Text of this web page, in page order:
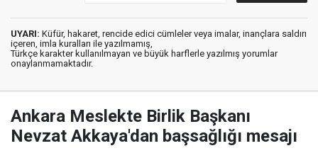
UYARI: Küfür, hakaret, rencide edici cümleler veya imalar, inançlara saldırı
içeren, imla kuralları ile yazılmamış,
Türkçe karakter kullanılmayan ve büyük harflerle yazılmış yorumlar
onaylanmamaktadır.
Ankara Meslekte Birlik Başkanı
Nevzat Akkaya'dan başsağlığı mesajı